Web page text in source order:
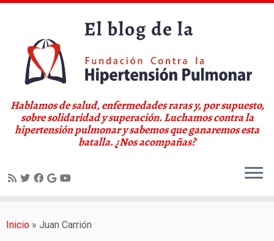
Hablamos de salud, enfermedades raras y, por supuesto,
sobre solidaridad y superación. Luchamos contra la
hipertensión pulmonar y sabemos que ganaremos esta
batalla. ¿Nos acompañas?
Inicio » Juan Carrión